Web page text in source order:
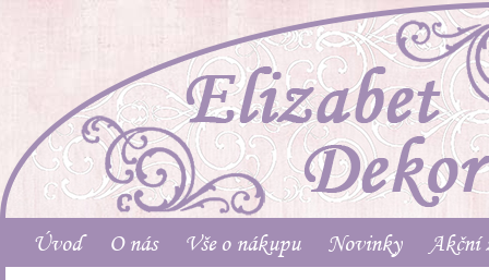
Úvod O nás Vše o nákupu Novinky Akční